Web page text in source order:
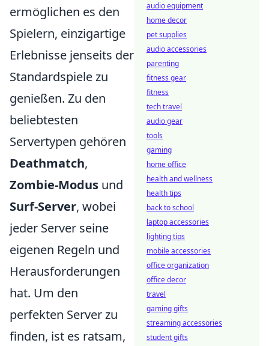
ermöglichen es den
Spielern, einzigartige
Erlebnisse jenseits der
Standardspiele zu
genießen. Zu den
beliebtesten
Servertypen gehören
Deathmatch,
Zombie-Modus und
Surf-Server, wobei
jeder Server seine
eigenen Regeln und
Herausforderungen
hat. Um den
perfekten Server zu
finden, ist es ratsam,
audio equipment
home decor
pet supplies
audio accessories
parenting
fitness gear
fitness
tech travel
audio gear
tools
gaming
home office
health and wellness
health tips
back to school
laptop accessories
lighting tips
mobile accessories
office organization
office decor
travel
gaming gifts
streaming accessories
student gifts